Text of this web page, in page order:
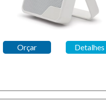
Orçar Detalhes